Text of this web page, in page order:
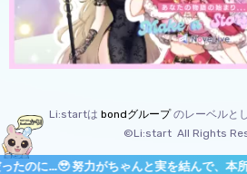
を結んで、本所属になれたなんて本
Li:startは bondグループのレーベルと
©Li:start All Rights